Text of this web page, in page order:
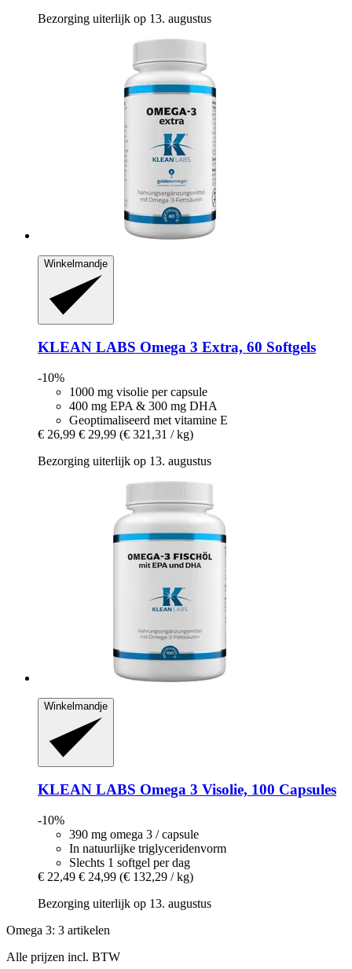
Bezorging uiterlijk op 13. augustus
Winkelmandje
KLEAN LABS Omega 3 Extra, 60 Softgels
-10%
1000 mg visolie per capsule
400 mg EPA & 300 mg DHA
Geoptimaliseerd met vitamine E
€ 26,99 € 29,99 (€ 321,31 / kg)
Bezorging uiterlijk op 13. augustus
Winkelmandje
KLEAN LABS Omega 3 Visolie, 100 Capsules
-10%
390 mg omega 3 / capsule
In natuurlijke triglyceridenvorm
Slechts 1 softgel per dag
€ 22,49 € 24,99 (€ 132,29 / kg)
Bezorging uiterlijk op 13. augustus
Omega 3: 3 artikelen
Alle prijzen incl. BTW